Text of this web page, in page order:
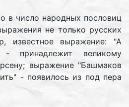
в число народных пословиц
не только русских
известное выражение: "А
- принадлежит великому
выражение "Башмаков
- появилось из под пера